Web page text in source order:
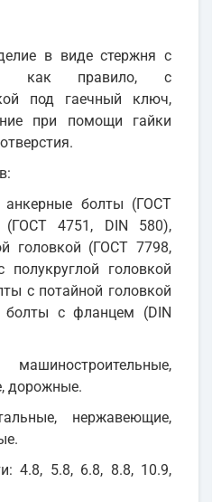
в виде стержня с
как правило, с
под гаечный ключ,
при помощи гайки
болты (ГОСТ
(ГОСТ 4751, DIN 580),
головкой (ГОСТ 7798,
головкой
с потайной головкой
с фланцем (DIN
дорожные.
нержавеющие,
4.8, 5.8, 6.8, 8.8, 10.9,